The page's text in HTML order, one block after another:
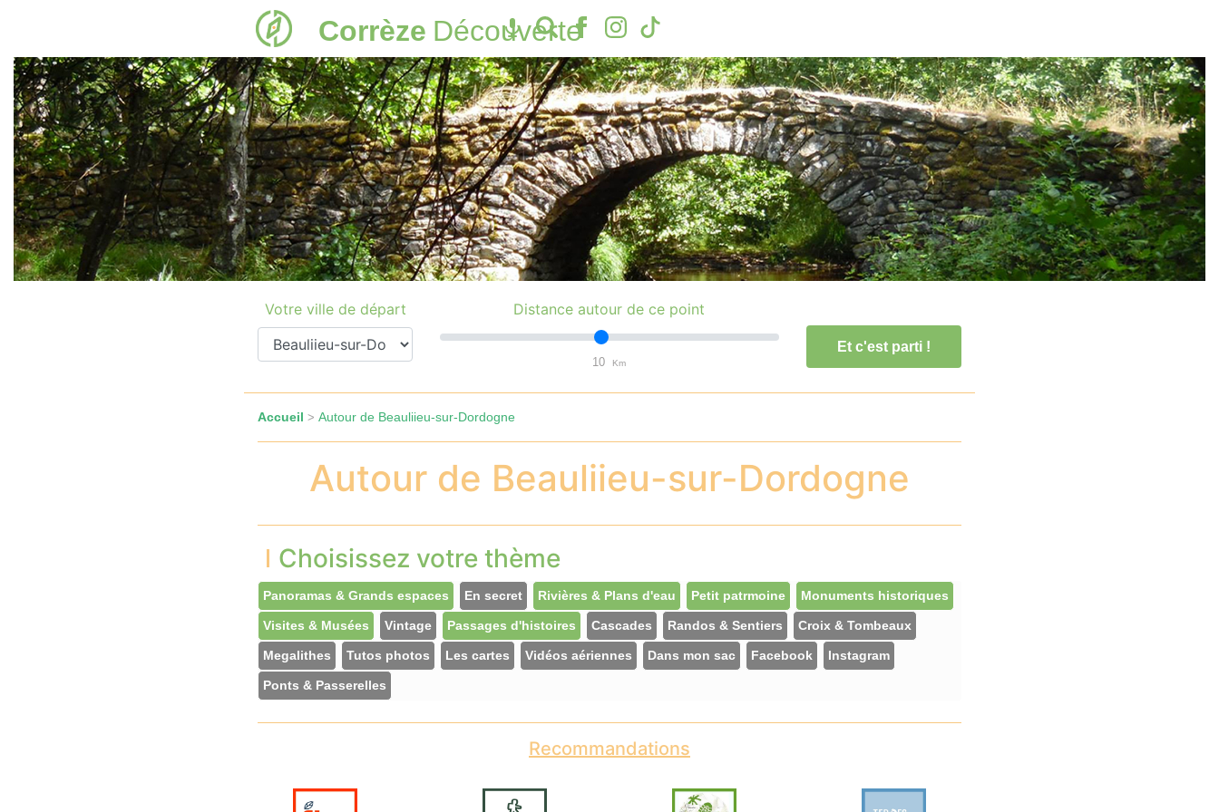
Corrèze Découverte
Votre ville de départ Distance autour de ce point
10 Km
Et c'est parti !
Accueil > Autour de Beauliieu-sur-Dordogne
Autour de Beauliieu-sur-Dordogne
Choisissez votre thème
Panoramas & Grands espaces En secret Rivières & Plans d'eau Petit patrmoine Monuments historiques
Visites & Musées Vintage Passages d'histoires Cascades Randos & Sentiers Croix & Tombeaux
Megalithes Tutos photos Les cartes Vidéos aériennes Dans mon sac Facebook Instagram
Ponts & Passerelles
Recommandations